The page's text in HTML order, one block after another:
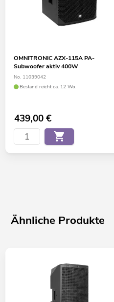
OMNITRONIC AZX-115A PA-
Subwoofer aktiv 400W
No. 11039042
Bestand reicht ca. 12 Wo.
439,00€
Ähnliche Produkte